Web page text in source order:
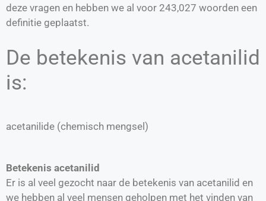
deze vragen en hebben we al voor 243,027 woorden een
definitie geplaatst.
De betekenis van acetanilid
is:
acetanilide (chemisch mengsel)
Betekenis acetanilid
Er is al veel gezocht naar de betekenis van acetanilid en
we hebben al veel mensen geholpen met het vinden van